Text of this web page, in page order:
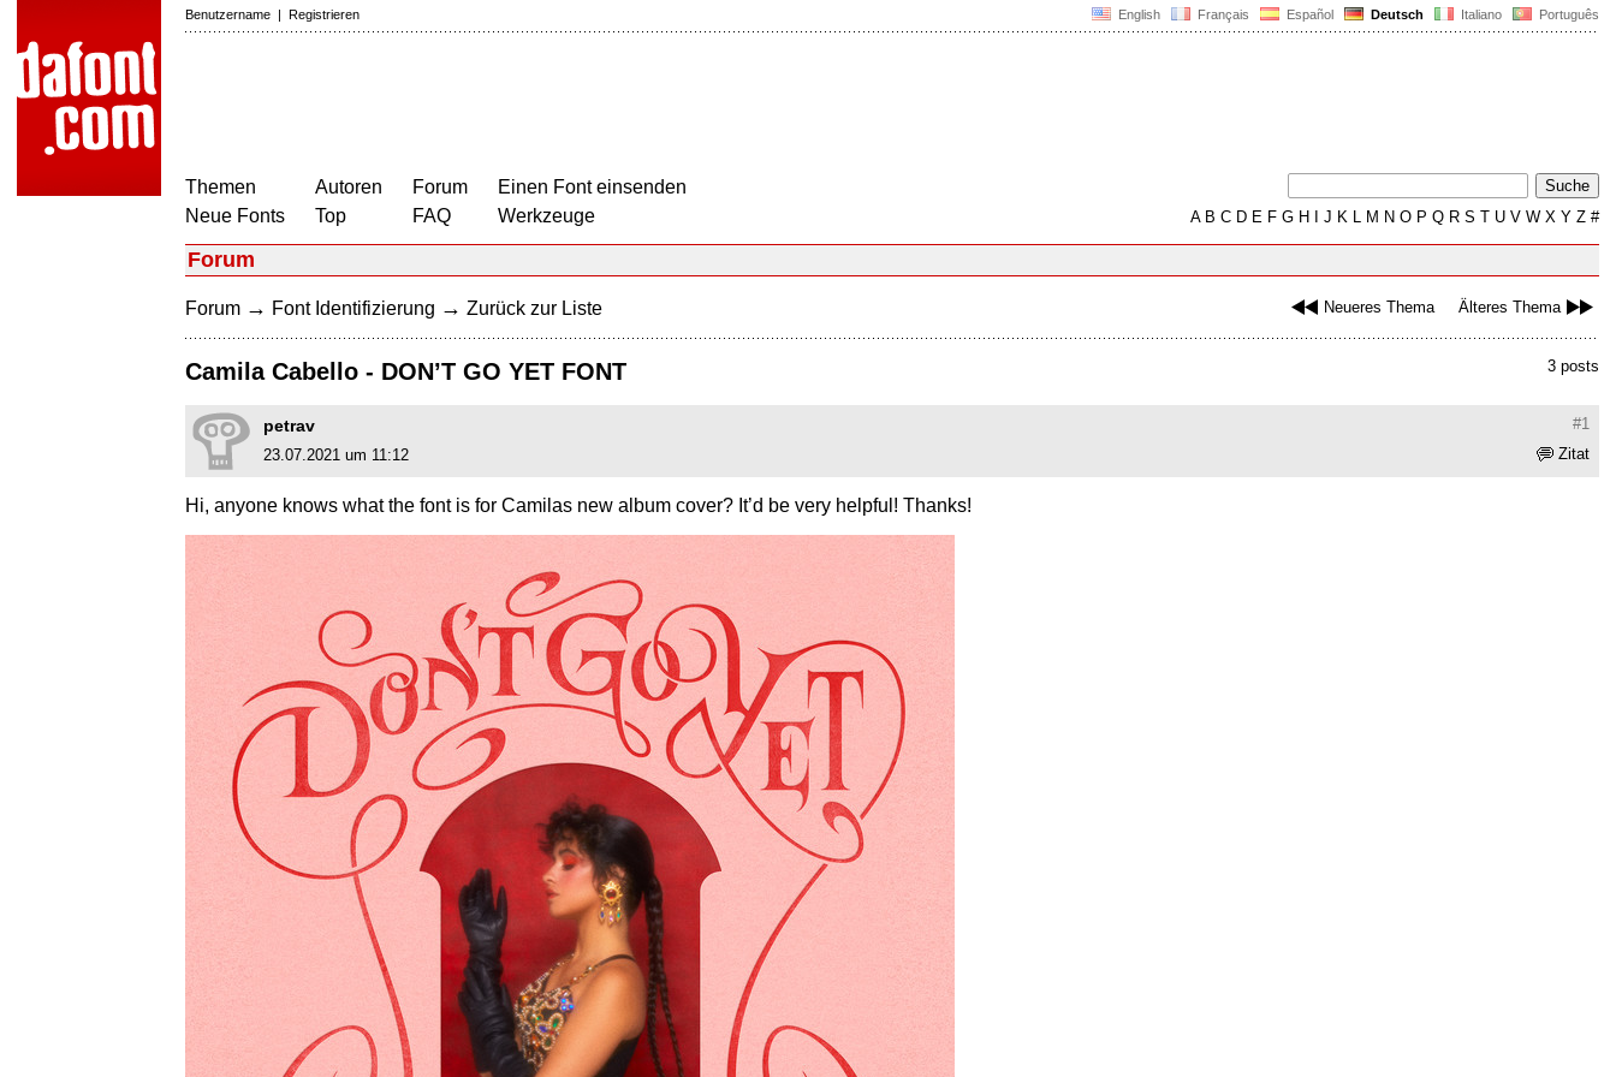
English Français Español Deutsch Italiano Português
Benutzername | Registrieren
Themen
Neue Fonts
Autoren
Top
Forum
FAQ
Einen Font einsenden
Werkzeuge
AB C D E F G H J K L M N O P Q R S T U V W X Y Z #
Forum
Neueres Thema Älteres Thema
Forum → Font Identifizierung → Zurück zur Liste
3 posts
Camila Cabello - DON’T GO YET FONT
#1
petrav
Zitat
23.07.2021 um 11:12
Hi, anyone knows what the font is for Camilas new album cover? It’d be very helpful! Thanks!